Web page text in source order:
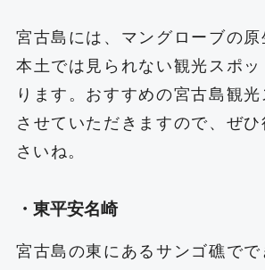
宮古島には、マングローブの
本土では見られない観光スポ
ります。おすすめの宮古島観
させていただきますので、ぜ
さいね。
・東平安名崎
宮古島の東にあるサンゴ礁で